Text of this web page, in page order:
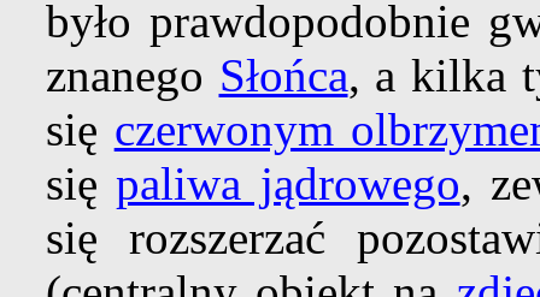
było prawdopodobnie
znanego Słońca, a kilka
się czerwonym
siępaliwa jądrowego,
się rozszerzać